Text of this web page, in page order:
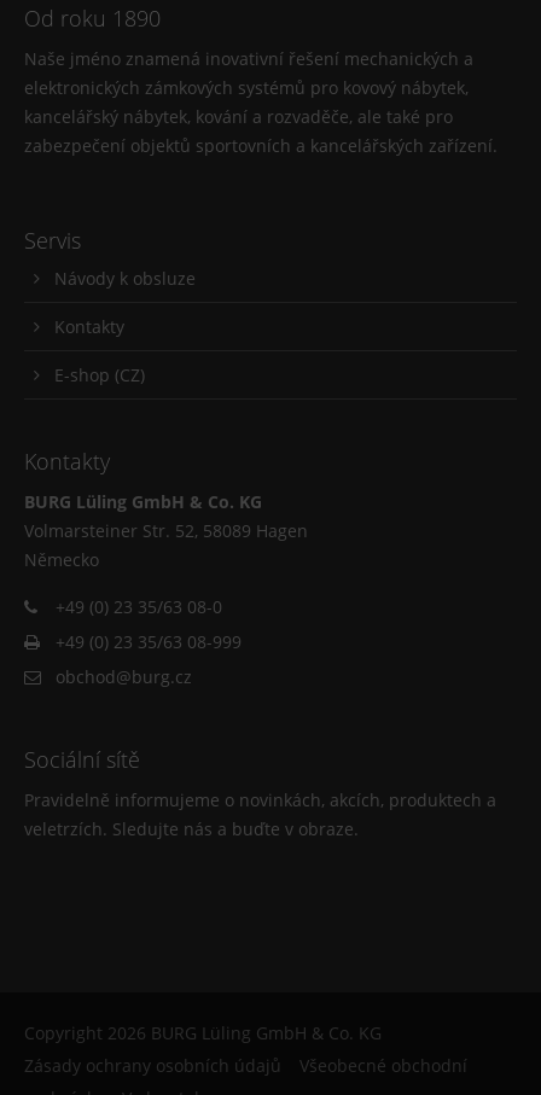
Od roku 1890
Naše jméno znamená inovativní řešení mechanických a
elektronických zámkových systémů pro kovový nábytek,
kancelářský nábytek, kování a rozvaděče, ale také pro
zabezpečení objektů sportovních a kancelářských zařízení.
Servis
Návody k obsluze
Kontakty
E-shop (CZ)
Kontakty
BURG Lüling GmbH & Co. KG
Volmarsteiner Str. 52, 58089 Hagen
Německo
+49 (0) 23 35/63 08-0
+49 (0) 23 35/63 08-999
obchod@burg.cz
Sociální sítě
Pravidelně informujeme o novinkách, akcích, produktech a
veletrzích. Sledujte nás a buďte v obraze.
Copyright 2026 BURG Lüling GmbH & Co. KG
Zásady ochrany osobních údajů
Všeobecné obchodní